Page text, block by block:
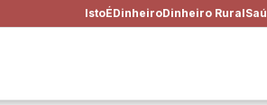
IstoÉDinheiroDinheiro Rural